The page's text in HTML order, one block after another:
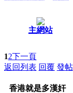
主網站
12下一頁
返回列表 回覆 發帖
香港就是多漢奸